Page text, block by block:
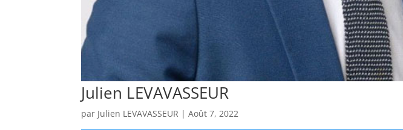
Julien LEVAVASSEUR
par Julien LEVAVASSEUR |Août 7, 2022